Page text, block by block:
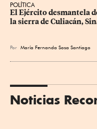
POLÍTICA
El Ejército desmantela
la sierra de Culiacán,
Por María Fernanda Sosa Santiago
Noticias